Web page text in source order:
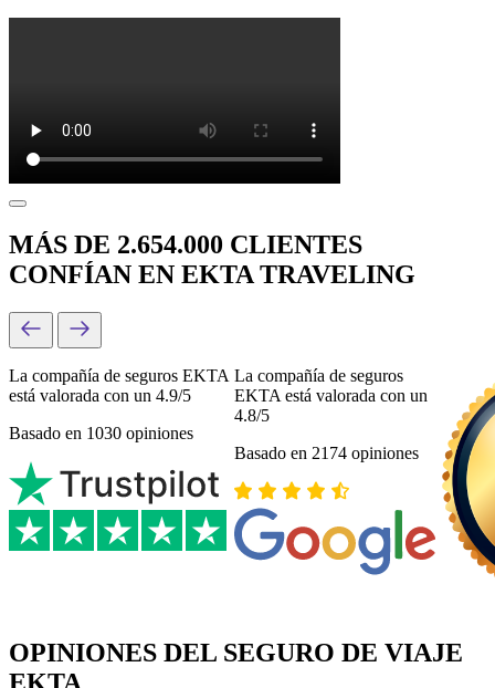
MÁS DE 2.654.000 CLIENTES
CONFÍAN EN EKTA TRAVELING
La compañía de seguros EKTA
está valorada con un 4.9/5
Basado en 1030 opiniones
La compañía de seguros
EKTA está valorada con un
4.8/5
Basado en 2174 opiniones
OPINIONES DEL SEGURO DE VIAJE
EKTA